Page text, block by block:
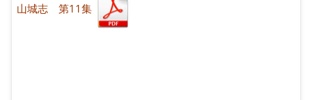
山城志 第11集